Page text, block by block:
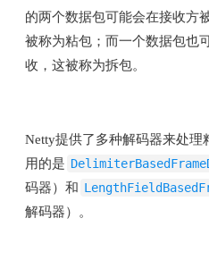
的两个数据包可能会在接收方
被称为粘包；而一个数据包也
收，这被称为拆包。
Netty提供了多种解码器来处理
用的是
码器）和
解码器）。